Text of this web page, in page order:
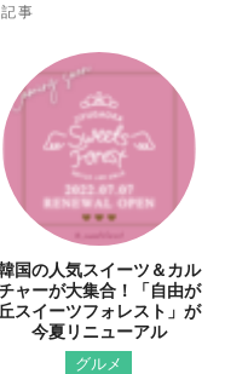
事
国の人気スイーツ＆カル
ャーが大集合！「自由が
丘スイーツフォレスト」が
今夏リニューアル
グルメ